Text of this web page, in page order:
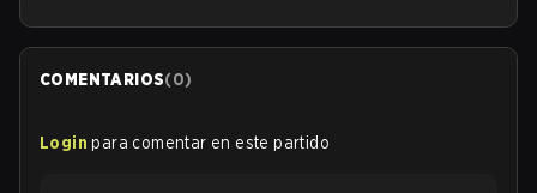
COMENTARIOS(0)
Login para comentar en este partido